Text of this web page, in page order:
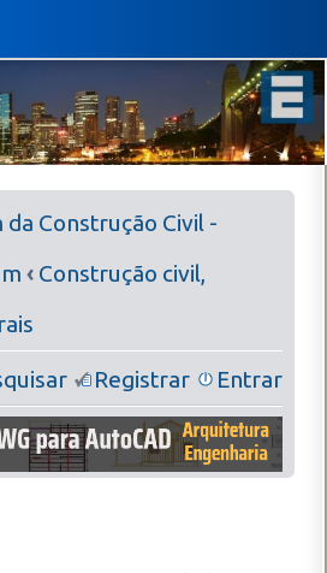
da Construção Civil -
‹ Construção civil,
Registrar Entrar